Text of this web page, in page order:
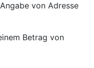
von Adresse
Betrag von